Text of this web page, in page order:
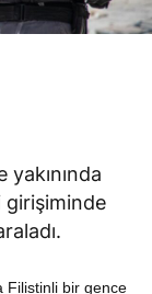
girişiminde
bir gence